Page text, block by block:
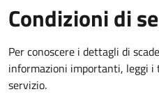
Condizioni di
Per conoscere i dettagli di
informazioni importanti, leggi i
servizio.